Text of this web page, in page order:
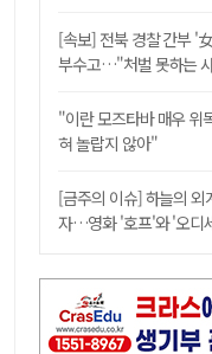
[속보] 전북 경찰 간부 '
부수고…"처벌 못하는
"이란 모즈타바 매우
혀 놀랍지 않아"
[금주의 이슈] 하늘의 외
자…영화 '호프'와 '오디